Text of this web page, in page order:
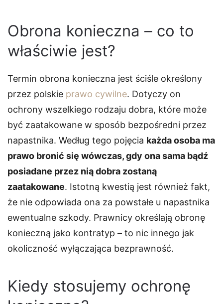
Obrona konieczna – co to
właściwie jest?
Termin obrona konieczna jest ściśle określony
przez polskie prawo cywilne. Dotyczy on
ochrony wszelkiego rodzaju dobra, które może
być zaatakowane w sposób bezpośredni przez
napastnika. Według tego pojęcia każda osoba ma
prawo bronić się wówczas, gdy ona sama bądź
posiadane przez nią dobra zostaną
zaatakowane. Istotną kwestią jest również fakt,
że nie odpowiada ona za powstałe u napastnika
ewentualne szkody. Prawnicy określają obronę
konieczną jako kontratyp – to nic innego jak
okoliczność wyłączająca bezprawność.
Kiedy stosujemy ochronę